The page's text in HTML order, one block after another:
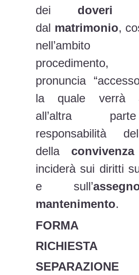
dei doveri
dal matrimonio,
pronuncia
la quale verrà
all’altra
responsabilità
della convivenza
inciderà sui diritti
e sull’
mantenimento.
FORMA
SEPARAZIONE